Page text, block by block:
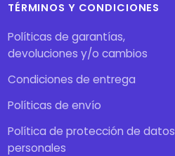
TÉRMINOS Y CONDICIONES
Políticas de garantías,
devoluciones y/o cambios
Condiciones de entrega
Políticas de envío
Política de protección de datos
personales